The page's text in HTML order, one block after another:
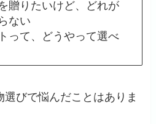
贈りたいけど、どれが
ない
って、どうやって選べ
びで悩んだことはありま